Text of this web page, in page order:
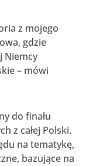
z mojego
gdzie
Niemcy
– mówi
do finału
z całej Polski.
na tematykę,
bazujące na